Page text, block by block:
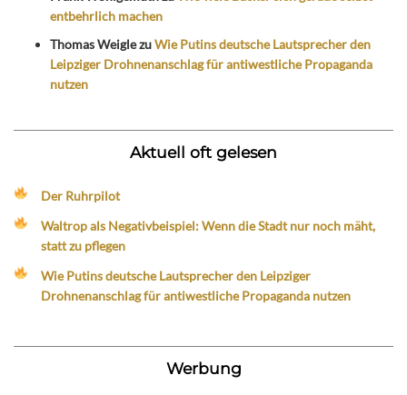
entbehrlich machen
Thomas WeiglezuWie Putins deutsche Lautsprecher den
Leipziger Drohnenanschlag für antiwestliche Propaganda
nutzen
Aktuell oft gelesen
Der Ruhrpilot
Waltrop als Negativbeispiel: Wenn die Stadt nur noch mäht,
statt zu pflegen
Wie Putins deutsche Lautsprecher den Leipziger
Drohnenanschlag für antiwestliche Propaganda nutzen
Werbung